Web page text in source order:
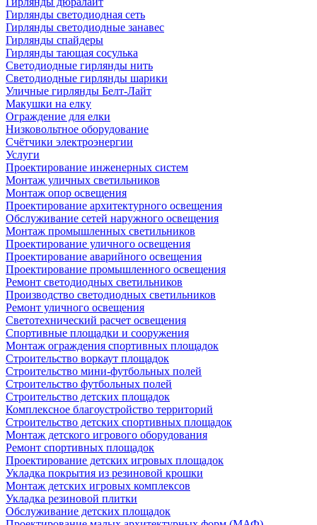
Гирлянды светодиодная сеть
Гирлянды светодиодные занавес
Гирлянды спайдеры
Гирлянды тающая сосулька
Светодиодные гирлянды нить
Светодиодные гирлянды шарики
Уличные гирлянды Белт-Лайт
Макушки на елку
Ограждение для елки
Низковольтное оборудование
Счётчики электроэнергии
Услуги
Проектирование инженерных систем
Монтаж уличных светильников
Монтаж опор освещения
Проектирование архитектурного освещения
Обслуживание сетей наружного освещения
Монтаж промышленных светильников
Проектирование уличного освещения
Проектирование аварийного освещения
Проектирование промышленного освещения
Ремонт светодиодных светильников
Производство светодиодных светильников
Ремонт уличного освещения
Светотехнический расчет освещения
Спортивные площадки и сооружения
Монтаж ограждения спортивных площадок
Строительство воркаут площадок
Строительство мини-футбольных полей
Строительство футбольных полей
Строительство детских площадок
Комплексное благоустройство территорий
Строительство детских спортивных площадок
Монтаж детского игрового оборудования
Ремонт спортивных площадок
Проектирование детских игровых площадок
Укладка покрытия из резиновой крошки
Монтаж детских игровых комплексов
Укладка резиновой плитки
Обслуживание детских площадок